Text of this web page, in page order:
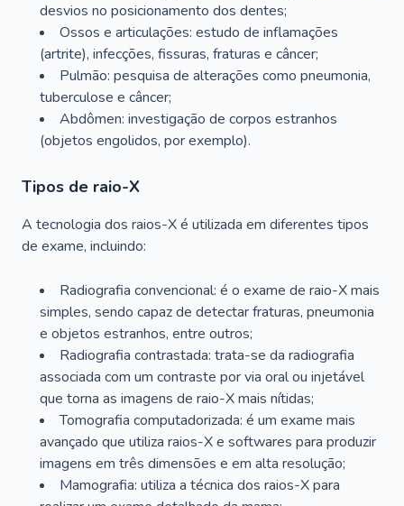
desvios no posicionamento dos dentes;
Ossos e articulações: estudo de inflamações
(artrite), infecções, fissuras, fraturas e câncer;
Pulmão: pesquisa de alterações como pneumonia,
tuberculose e câncer;
Abdômen: investigação de corpos estranhos
(objetos engolidos, por exemplo).
Tipos de raio-X
A tecnologia dos raios-X é utilizada em diferentes tipos
de exame, incluindo:
Radiografia convencional: é o exame de raio-X mais
simples, sendo capaz de detectar fraturas, pneumonia
e objetos estranhos, entre outros;
Radiografia contrastada: trata-se da radiografia
associada com um contraste por via oral ou injetável
que torna as imagens de raio-X mais nítidas;
Tomografia computadorizada: é um exame mais
avançado que utiliza raios-X e softwares para produzir
imagens em três dimensões e em alta resolução;
Mamografia: utiliza a técnica dos raios-X para